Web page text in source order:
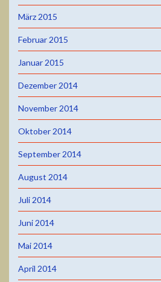
März 2015
Februar 2015
Januar 2015
Dezember 2014
November 2014
Oktober 2014
September 2014
August 2014
Juli 2014
Juni 2014
Mai 2014
April 2014